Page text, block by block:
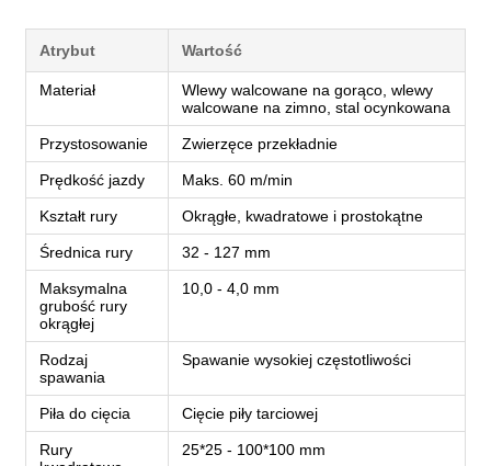
Atrybut Wartość
Materiał
Wlewy walcowane na gorąco, wlewy
walcowane na zimno, stal ocynkowana
Przystosowanie Zwierzęce przekładnie
Prędkość jazdy Maks. 60 m/min
Kształt rury Okrągłe, kwadratowe i prostokątne
Średnica rury 32 - 127 mm
Maksymalna
grubość rury
okrągłej
10,0 - 4,0 mm
Rodzaj
spawania
Spawanie wysokiej częstotliwości
Piła do cięcia Cięcie piły tarciowej
Rury
25*25 - 100*100 mm